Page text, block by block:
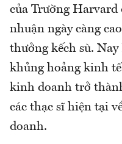
của Trường
nhuận ngày càng
thưởng kếch sù.
khủng hoảng kinh tế
kinh doanh trở
các thạc sĩ hiện tại
doanh.